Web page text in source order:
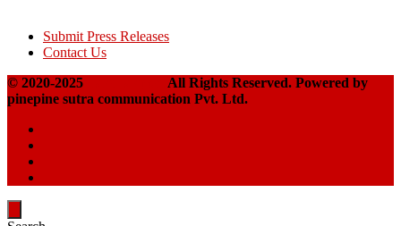
Submit Press Releases
Contact Us
© 2020-2025
All Rights Reserved. Powered by
pinepine sutra communication Pvt. Ltd.